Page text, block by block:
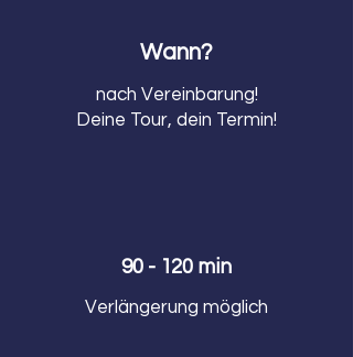
Wann?
nach Vereinbarung!
Deine Tour, dein Termin!
90 - 120 min
Verlängerung möglich